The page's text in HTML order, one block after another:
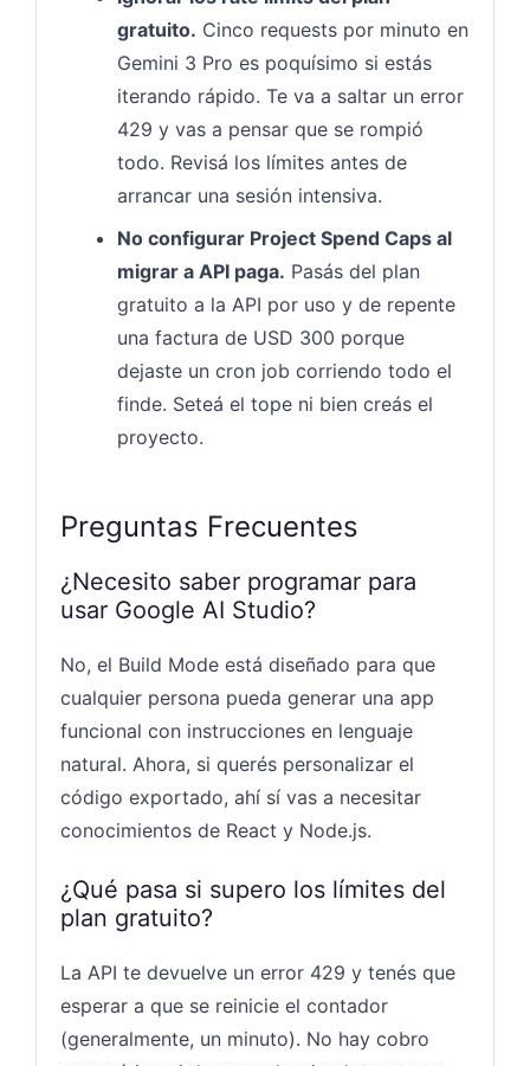
gratuito. Cinco requests por minuto en
Gemini 3 Pro es poquísimo si estás
iterando rápido. Te va a saltar un error
429 y vas a pensar que se rompió
todo. Revisá los límites antes de
arrancar una sesión intensiva.
No configurar Project Spend Caps al
migrar a API paga. Pasás del plan
gratuito a la API por uso y de repente
una factura de USD 300 porque
dejaste un cron job corriendo todo el
finde. Seteá el tope ni bien creás el
proyecto.
Preguntas Frecuentes
¿Necesito saber programar para
usar Google AI Studio?
No, el Build Mode está diseñado para que
cualquier persona pueda generar una app
funcional con instrucciones en lenguaje
natural. Ahora, si querés personalizar el
código exportado, ahí sí vas a necesitar
conocimientos de React y Node.js.
¿Qué pasa si supero los límites del
plan gratuito?
La API te devuelve un error 429 y tenés que
esperar a que se reinicie el contador
(generalmente, un minuto). No hay cobro